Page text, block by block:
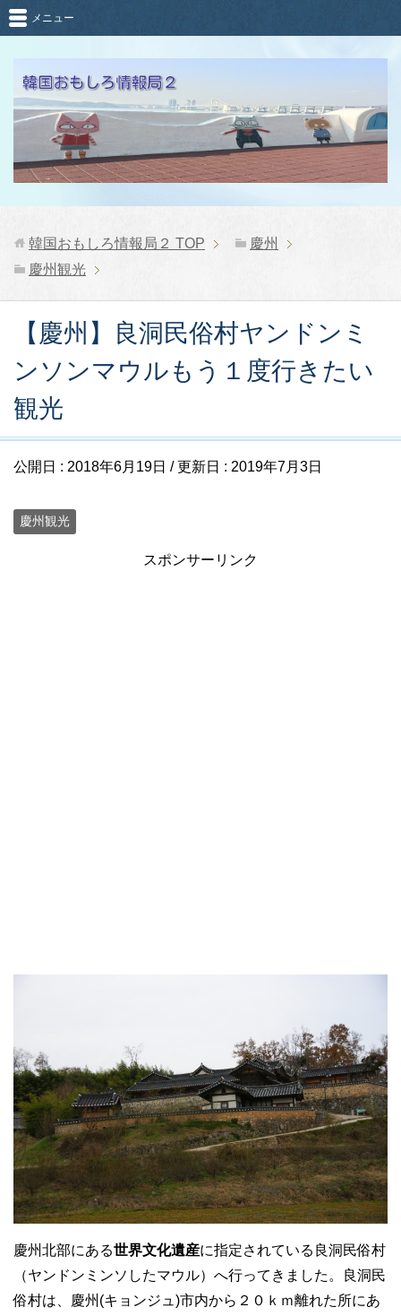
メニュー
韓国おもしろ情報局２ TOP
慶州
慶州観光
【慶州】良洞民俗村ヤンドンミ
ンソンマウルもう１度行きたい
観光
公開日 : 2018年6月19日 / 更新日 : 2019年7月3日
慶州観光
スポンサーリンク
慶州北部にある世界文化遺産に指定されている良洞民俗村
（ヤンドンミンソしたマウル）へ行ってきました。良洞民
俗村は、慶州(キョンジュ)市内から２０ｋｍ離れた所にあ